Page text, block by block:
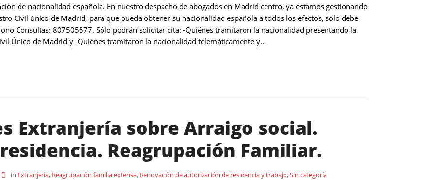
de nacionalidad española. En nuestro despacho de abogados en Madrid centro, ya estamos gestionando
Civil único de Madrid, para que pueda obtener su nacionalidad española a todos los efectos, solo debe
Consultas: 807505577. Sólo podrán solicitar cita: -Quiénes tramitaron la nacionalidad presentando la
Único de Madrid y -Quiénes tramitaron la nacionalidad telemáticamente y...
Extranjería sobre Arraigo social.
Reagrupación Familiar.
in Extranjería, Reagrupación familia extensa, Renovación de autorización de residencia y trabajo,Sin categoría